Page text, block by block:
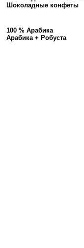
Шоколадные конфеты
100 % Арабика
Арабика + Робуста